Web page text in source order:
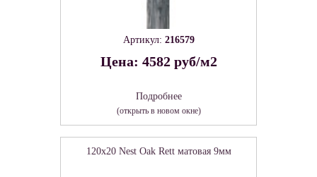
Артикул: 216579
Цена: 4582 руб/м2
Подробнее
(открыть в новом окне)
120x20 Nest Oak Rett матовая 9мм